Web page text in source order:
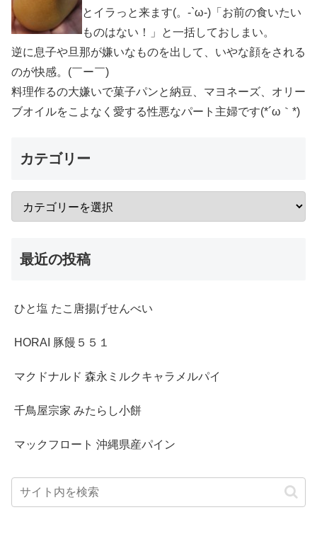
とイラっと来ます(。-`ω-)「お前の食いたい
ものはない！」と一括しておしまい。
逆に息子や旦那が嫌いなものを出して、いやな顔をされる
のが快感。(￣ー￣)
料理作るの大嫌いで菓子パンと納豆、マヨネーズ、オリー
ブオイルをこよなく愛する性悪なパート主婦です(*´ω｀*)
カテゴリー
最近の投稿
ひと塩 たこ唐揚げせんべい
HORAI 豚饅５５１
マクドナルド 森永ミルクキャラメルパイ
千鳥屋宗家 みたらし小餅
マックフロート 沖縄県産パイン